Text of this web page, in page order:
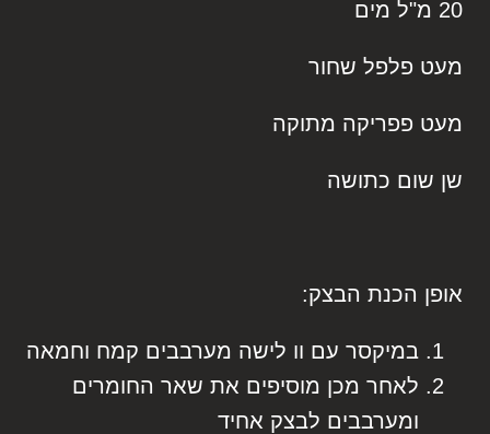
20 מ"ל מים
מעט פלפל שחור
מעט פפריקה מתוקה
שן שום כתושה
אופן הכנת הבצק:
במיקסר עם וו לישה מערבבים קמח וחמאה
לאחר מכן מוסיפים את שאר החומרים
ומערבבים לבצק אחיד